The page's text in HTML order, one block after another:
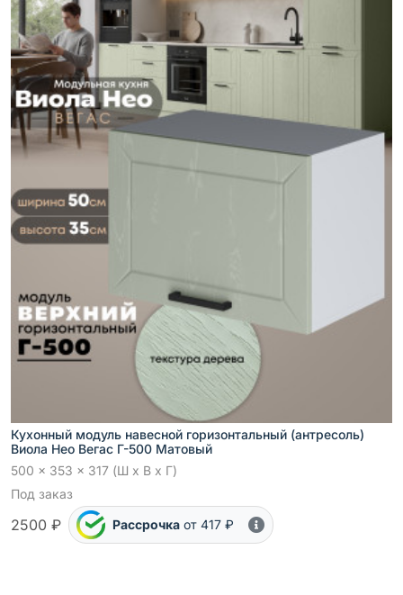
Кухонный модуль навесной горизонтальный (антресоль)
Виола Нео Вегас Г-500 Матовый
500 x 353 x 317 (Ш x В x Г)
Под заказ
2500 ₽ Рассрочка от 417 ₽